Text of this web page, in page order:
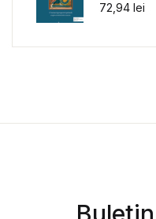
72,94 lei